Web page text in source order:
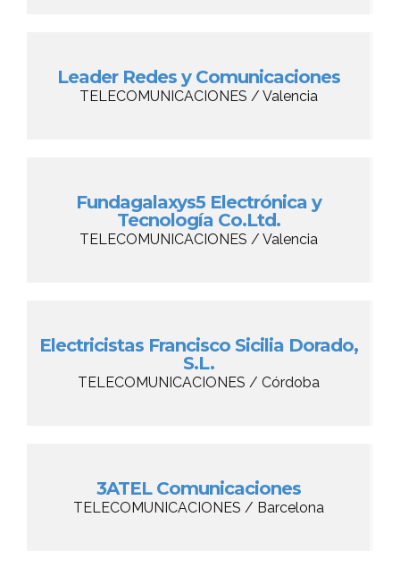
Leader Redes y Comunicaciones
TELECOMUNICACIONES / Valencia
Fundagalaxys5 Electrónica y
Tecnología Co.Ltd.
TELECOMUNICACIONES / Valencia
Electricistas Francisco Sicilia Dorado,
S.L.
TELECOMUNICACIONES / Córdoba
3ATEL Comunicaciones
TELECOMUNICACIONES / Barcelona